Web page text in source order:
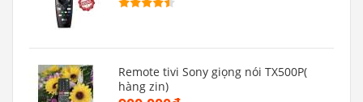
Remote tivi Sony giọng nói TX500P(
hàng zin)